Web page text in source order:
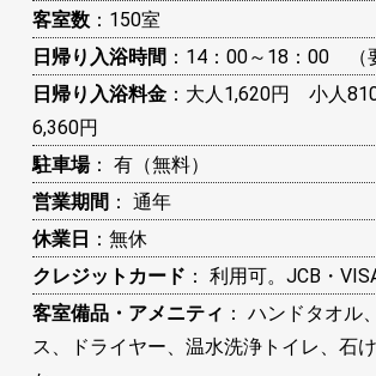
客室数 ：150室
日帰り入浴時間 ：14：00～18：00 （
日帰り入浴料金 ：大人1,620円 小人
6,360円
駐車場： 有（無料）
営業期間 ： 通年
休業日 ：無休
クレジットカード ： 利用可。JCB・
客室備品・アメニティ ： ハンドタオ
ス、ドライヤー、温水洗浄トイレ、石